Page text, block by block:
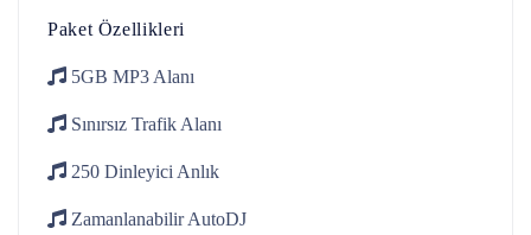
Paket Özellikleri
5GB MP3 Alanı
Sınırsız Trafik Alanı
250 Dinleyici Anlık
ZamanlanabilirAutoDJ